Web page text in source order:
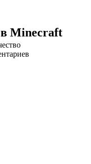
Minecraft